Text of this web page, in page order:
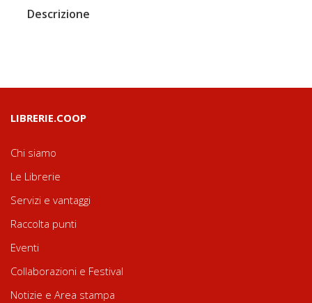
Descrizione
LIBRERIE.COOP
Chi siamo
Le Librerie
Servizi e vantaggi
Raccolta punti
Eventi
Collaborazioni e Festival
Notizie e Area stampa